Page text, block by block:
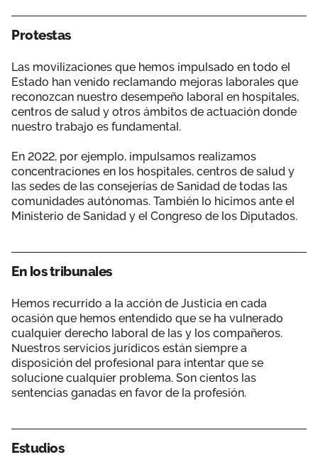
Protestas
Las movilizaciones que hemos impulsado en todo el
Estado han venido reclamando mejoras laborales que
reconozcan nuestro desempeño laboral en hospitales,
centros de salud y otros ámbitos de actuación donde
nuestro trabajo es fundamental.
En 2022, por ejemplo, impulsamos realizamos
concentraciones en los hospitales, centros de salud y
las sedes de las consejerías de Sanidad de todas las
comunidades autónomas. También lo hicimos ante el
Ministerio de Sanidad y el Congreso de los Diputados.
En los tribunales
Hemos recurrido a la acción de Justicia en cada
ocasión que hemos entendido que se ha vulnerado
cualquier derecho laboral de las y los compañeros.
Nuestros servicios jurídicos están siempre a
disposición del profesional para intentar que se
solucione cualquier problema. Son cientos las
sentencias ganadas en favor de la profesión.
Estudios